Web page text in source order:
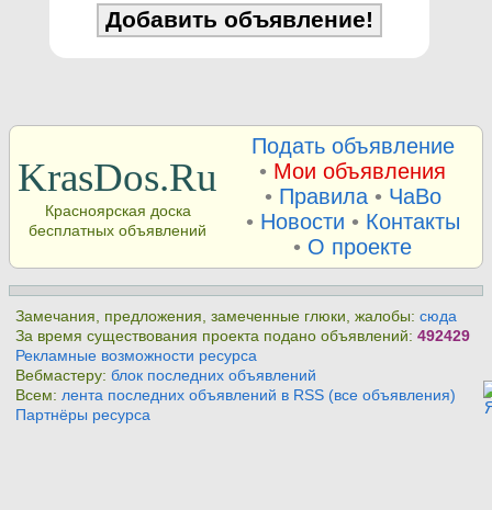
KrasDos.Ru
Красноярская доска
бесплатных объявлений
Подать объявление
• Мои объявления
• Правила• ЧаВо
• Новости • Контакты
• О проекте
Замечания, предложения, замеченные глюки, жалобы:сюда
За время существования проекта подано объявлений:492429
Рекламные возможности ресурса
Вебмастеру:блок последних объявлений
Всем: лента последних объявлений в RSS (все объявления)
Партнёры ресурса